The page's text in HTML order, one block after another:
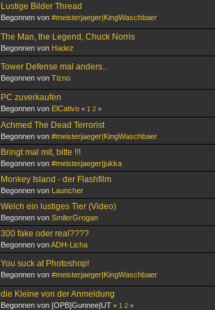
Lustige Bilder Thread
Begonnen von #meisterjaeger|KingWaschbaer
The Man, the Legend, Chuck Norris
Begonnen von Hadez
Tower Defense mal anders...
Begonnen von Tizno
PC zuverkaufen
Begonnen von ElCativo « 1 2 »
Achmed The Dead Terrorist
Begonnen von #meisterjaeger|KingWaschbaer
Bringt mal mit, bitte !!!
Begonnen von #meisterjaeger|jukka
Monkey Island - der Flashfilm
Begonnen von Launcher
Welch ein lustiges Tier (Video)
Begonnen von SmilerGrogan
300 fake oder real????
Begonnen vonADH-Licha
You suck at Photoshop!
Begonnen von #meisterjaeger|KingWaschbaer
die Kleine von der Anmeldung
Begonnen von [OPB]Gunnee|UT « 1 2 »